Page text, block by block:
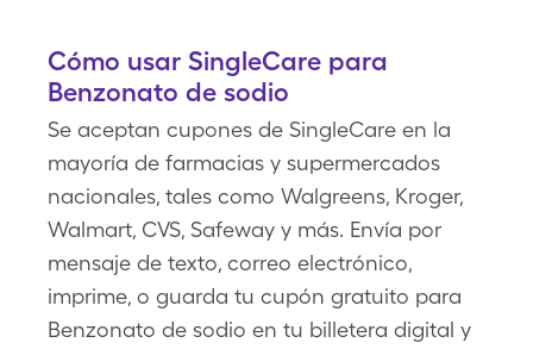
Cómo usar SingleCare para
Benzonato de sodio
Se aceptan cupones de SingleCare en la
mayoría de farmacias y supermercados
nacionales, tales como Walgreens, Kroger,
Walmart, CVS, Safeway y más. Envía por
mensaje de texto, correo electrónico,
imprime, o guarda tu cupón gratuito para
Benzonato de sodio en tu billetera digital y